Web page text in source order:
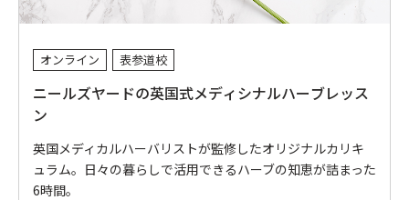
オンライン 表参道校
ニールズヤードの英国式メディシナルハーブレッス
ン
英国メディカルハーバリストが監修したオリジナルカリキ
ュラム。日々の暮らしで活用できるハーブの知恵が詰まった
6時間。